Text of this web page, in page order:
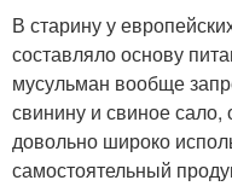
В старину у
составляло основу
мусульман вообще
свинину и свиное сало,
довольно широко
самостоятельный